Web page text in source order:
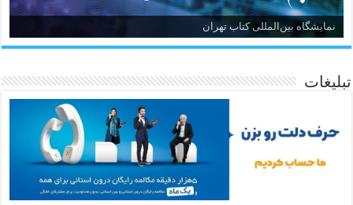
نمایشگاه بین‌المللی کتاب تهران
تبلیغات